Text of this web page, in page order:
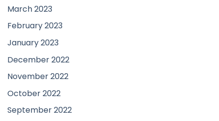
March 2023
February 2023
January 2023
December 2022
November 2022
October 2022
September 2022